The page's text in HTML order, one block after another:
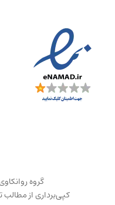
گروه روانکاوی
کپی‌برداری از